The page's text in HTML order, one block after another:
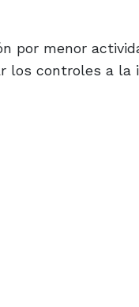
por menor
los controles a la